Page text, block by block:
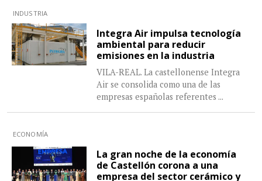
INDUSTRIA
Integra Air impulsa tecnología
ambiental para reducir
emisiones en la industria
VILA-REAL. La castellonense Integra
Air se consolida como una de las
empresas españolas referentes ...
ECONOMÍA
La gran noche de la economía
de Castellón corona a una
empresa del sector cerámico y